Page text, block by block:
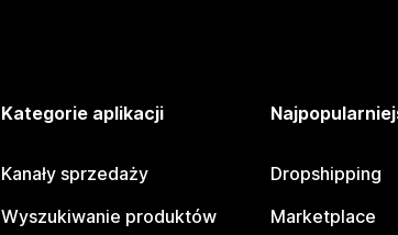
Kategorie aplikacji
Kanały sprzedaży
Wyszukiwanie produktów
Dropshipping
Marketplace